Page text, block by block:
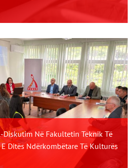
Diskutim Në Fakultetin Teknik Të
Ditës Ndërkombëtare Të Kulturës